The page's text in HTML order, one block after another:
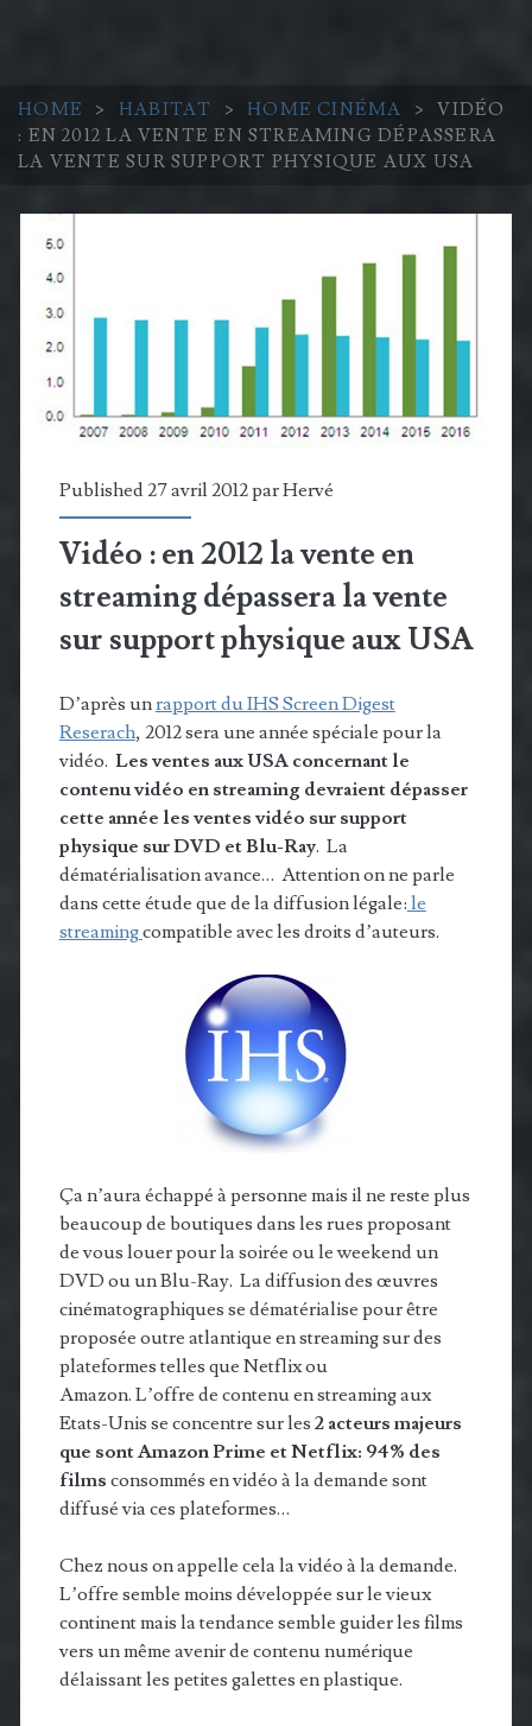
HOME > HABITAT > HOME CINÉMA >
VIDÉO
: EN 2012 LA VENTE EN STREAMING DÉPASSERA
LA VENTE SUR SUPPORT PHYSIQUE AUX USA
Published 27 avril 2012 parHervé
Vidéo : en 2012 la vente en
streaming dépassera la vente
sur support physique aux USA
D’après unrapport du IHS Screen Digest
Reserach, 2012 sera une année spéciale pour la
vidéo. Les ventes aux USA concernant le
contenu vidéo en streaming devraient dépasser
cette année les ventes vidéo sur support
physique sur DVD et Blu-Ray. La
dématérialisation avance… Attention on ne parle
dans cette étude que de la diffusion légale: le
streamingcompatible avec les droits d’auteurs.
Ça n’aura échappé à personne mais il ne reste plus
beaucoup de boutiques dans les rues proposant
de vous louer pour la soirée ou le weekend un
DVD ou un Blu-Ray. La diffusion des œuvres
cinématographiques se dématérialise pour être
proposée outre atlantique en streaming sur des
plateformes telles que Netflix ou
Amazon. L’offre de contenu en streaming aux
Etats-Unis se concentre sur les 2 acteurs majeurs
que sont Amazon Prime et Netflix: 94% des
films consommés en vidéo à la demande sont
diffusé via ces plateformes…
Chez nous on appelle cela la vidéo à la demande.
L’offre semble moins développée sur le vieux
continent mais la tendance semble guider les films
vers un même avenir de contenu numérique
délaissant les petites galettes en plastique.